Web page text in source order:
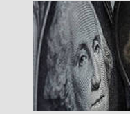
о
GBP/USD
прогноз
Фунт
Доллар
на
9
октября
2025